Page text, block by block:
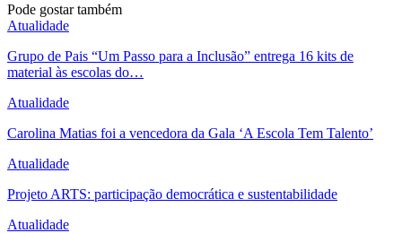
Pode gostar também
Atualidade
Grupo de Pais “Um Passo para a Inclusão” entrega 16 kits de
material às escolas do…
Atualidade
Carolina Matias foi a vencedora da Gala ‘A Escola Tem Talento’
Atualidade
Projeto ARTS: participação democrática e sustentabilidade
Atualidade